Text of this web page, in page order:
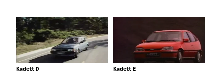
Kadett D Kadett E